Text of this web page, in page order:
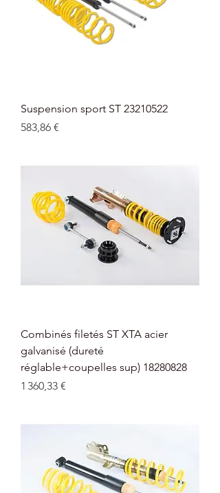
Suspension sport ST 23210522
Prix
583,86 €
Combinés filetés ST XTA acier
galvanisé (dureté
réglable+coupelles sup) 18280828
Prix
1 360,33 €